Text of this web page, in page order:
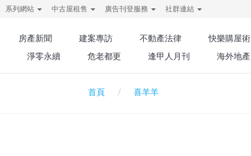
系列網站 中古屋租售 廣告刊登服務 社群連結
房產新聞 建案專訪 不動產法律 快樂購屋術
淨零永續 危老都更 逢甲人月刊 海外地產
首頁 喜羊羊